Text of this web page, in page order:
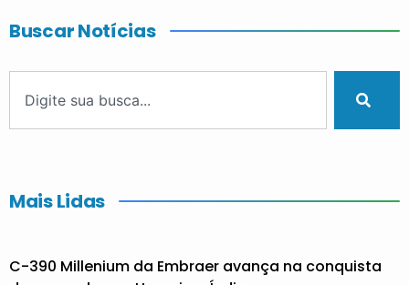
Buscar Notícias
Mais Lidas
C-390 Millenium da Embraer avança na conquista